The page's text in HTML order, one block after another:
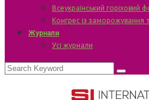
Всеукраїнський горіховий
Конгрес із заморожування
Журнали
Усі журнали